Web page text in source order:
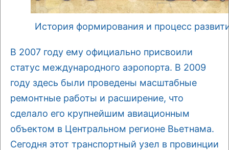
История формирования и процесс
В 2007 году ему официально присвоили
статус международного аэропорта. В 2009
году здесь были проведены масштабные
ремонтные работы и расширение, что
сделало его крупнейшим авиационным
объектом в Центральном регионе Вьетнама.
Сегодня этот транспортный узел в провинции